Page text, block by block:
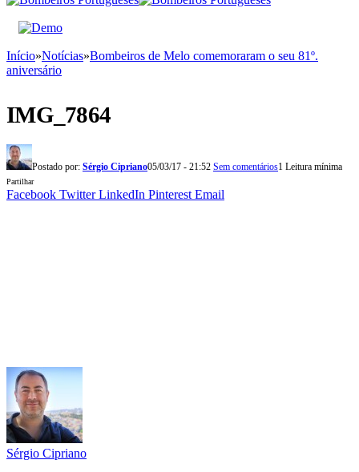
Início»Notícias»Bombeiros de Melo comemoraram o seu 81º.
aniversário
IMG_7864
Postado por: Sérgio Cipriano05/03/17 - 21:52 Sem comentários1 Leitura mínima
Partilhar
Facebook Twitter LinkedIn Pinterest Email
Sérgio Cipriano